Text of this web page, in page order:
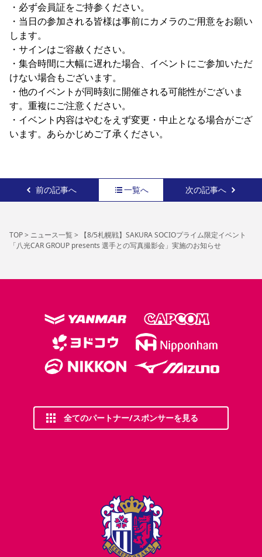
・必ず会員証をご持参ください。
・当日の参加される皆様は事前にカメラのご用意をお願い
します。
・サインはご容赦ください。
・集合時間に大幅に遅れた場合、イベントにご参加いただ
けない場合もございます。
・他のイベントが同時刻に開催される可能性がございま
す。重複にご注意ください。
・イベント内容はやむをえず変更・中止となる場合がござ
います。あらかじめご了承ください。
前の記事へ 一覧へ 次の記事へ
TOP> ニュース一覧>
【8/5札幌戦】SAKURA SOCIOプライム限定イベント
「八光CAR GROUP presents 選手との写真撮影会」実施のお知らせ
全てのパートナー/スポンサーを見る